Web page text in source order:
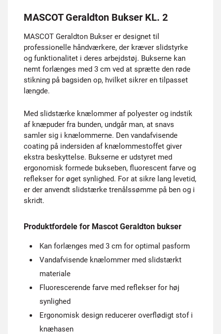
MASCOT Geraldton Bukser KL. 2
MASCOT Geraldton Bukser er designet til
professionelle håndværkere, der kræver slidstyrke
og funktionalitet i deres arbejdstøj. Bukserne kan
nemt forlænges med 3 cm ved at sprætte den røde
stikning på bagsiden op, hvilket sikrer en tilpasset
længde.
Med slidstærke knælommer af polyester og indstik
af knæpuder fra bunden, undgår man, at snavs
samler sig i knælommerne. Den vandafvisende
coating på indersiden af knælommestoffet giver
ekstra beskyttelse. Bukserne er udstyret med
ergonomisk formede bukseben, fluorescent farve og
reflekser for øget synlighed. For at sikre lang levetid,
er der anvendt slidstærke trenålssømme på ben og i
skridt.
Produktfordele for Mascot Geraldton bukser
Kan forlænges med 3 cm for optimal pasform
Vandafvisende knælommer med slidstærkt
materiale
Fluorescerende farve med reflekser for høj
synlighed
Ergonomisk design reducerer overflødigt stof i
knæhasen